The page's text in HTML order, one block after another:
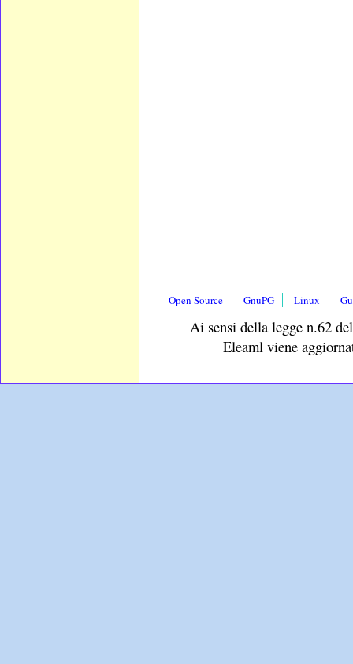
Open Source GnuPG Linux
Ai sensi della legge n.62
Eleaml viene